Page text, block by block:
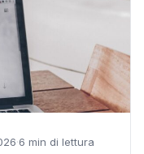
·6 min di lettura